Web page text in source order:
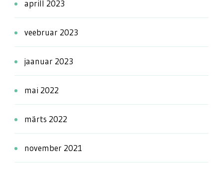
aprill 2023
veebruar 2023
jaanuar 2023
mai 2022
märts 2022
november 2021